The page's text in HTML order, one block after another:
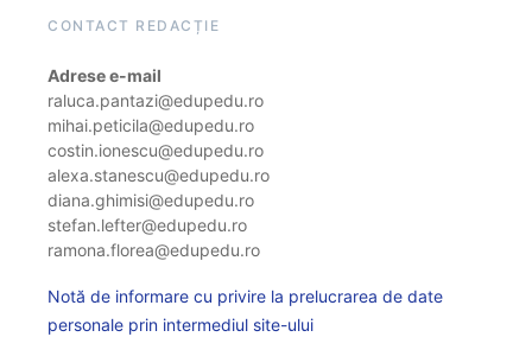
CONTACT REDACȚIE
Adrese e-mail
raluca.pantazi@edupedu.ro
mihai.peticila@edupedu.ro
costin.ionescu@edupedu.ro
alexa.stanescu@edupedu.ro
diana.ghimisi@edupedu.ro
stefan.lefter@edupedu.ro
ramona.florea@edupedu.ro
Notă de informare cu privire la prelucrarea de date
personale prin intermediul site-ului